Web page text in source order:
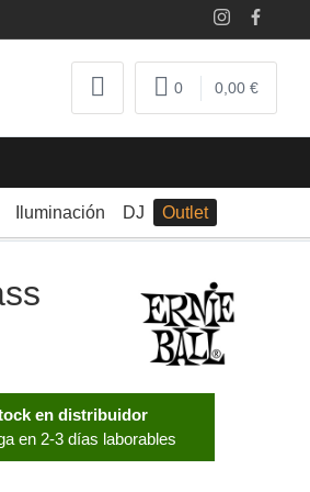
0 0,00 €
Iluminación DJ Outlet
en distribuidor
en 2-3 días laborables